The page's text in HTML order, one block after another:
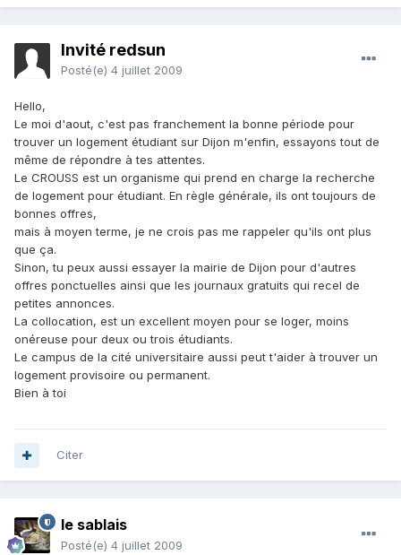
Invité redsun
Posté(e) 4 juillet 2009
Hello,
Le moi d'aout, c'est pas franchement la bonne période pour
trouver un logement étudiant sur Dijon m'enfin, essayons tout de
même de répondre à tes attentes.
Le CROUSS est un organisme qui prend en charge la recherche
de logement pour étudiant. En règle générale, ils ont toujours de
bonnes offres,
mais à moyen terme, je ne crois pas me rappeler qu'ils ont plus
que ça.
Sinon, tu peux aussi essayer la mairie de Dijon pour d'autres
offres ponctuelles ainsi que les journaux gratuits qui recel de
petites annonces.
La collocation, est un excellent moyen pour se loger, moins
onéreuse pour deux ou trois étudiants.
Le campus de la cité universitaire aussi peut t'aider à trouver un
logement provisoire ou permanent.
Bien à toi
Citer
le sablais
Posté(e) 4 juillet 2009